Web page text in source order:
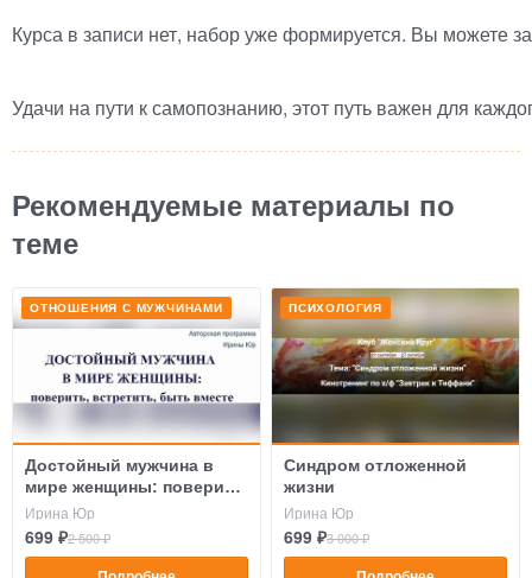
Курса в записи нет, набор уже формируется. Вы можете
Удачи на пути к самопознанию, этот путь важен для
Рекомендуемые материалы по
теме
ОТНОШЕНИЯ С МУЖЧИНАМИ
Достойный мужчина в
мире женщины: поверить,
встретить, быть вместе
Ирина Юр
699 ₽2 500 ₽
ПСИХОЛОГИЯ
Синдром отложенной
жизни
Ирина Юр
699 ₽3 000 ₽